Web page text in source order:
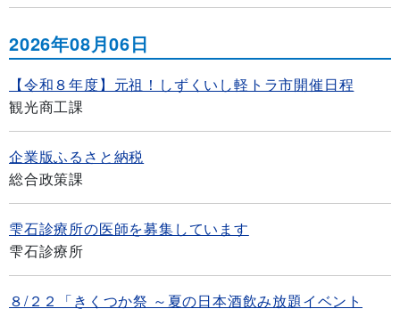
2026年08月06日
【令和８年度】元祖！しずくいし軽トラ市開催日程
観光商工課
企業版ふるさと納税
総合政策課
雫石診療所の医師を募集しています
雫石診療所
８/２２「きくつか祭 ～夏の日本酒飲み放題イベント